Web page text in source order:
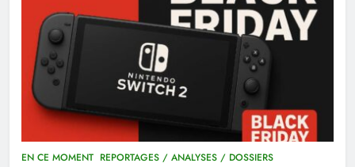
EN CE MOMENT REPORTAGES / ANALYSES / DOSSIERS